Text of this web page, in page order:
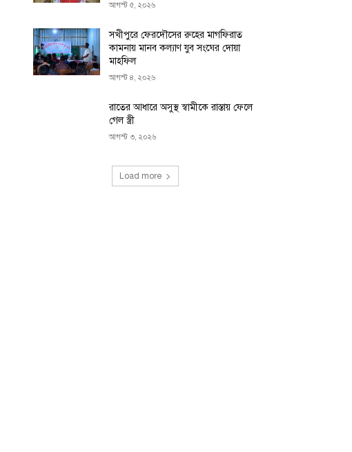
আগস্ট ৫, ২০২৬
সখীপুরে ফেরদৌসের রুহের মাগফিরাত
কামনায় মানব কল্যাণ যুব সংঘের দোয়া
মাহফিল
আগস্ট ৪, ২০২৬
রাতের আধারে অসুস্থ স্বামীকে রাস্তায় ফেলে
গেল স্ত্রী
আগস্ট ৩, ২০২৬
Load more